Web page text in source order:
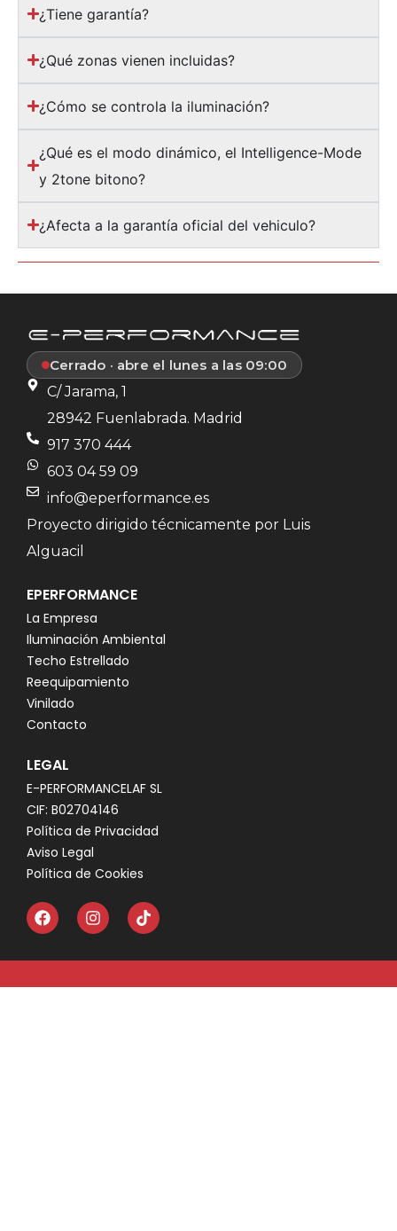
¿Tiene garantía?
¿Qué zonas vienen incluidas?
¿Cómo se controla la iluminación?
¿Qué es el modo dinámico, el Intelligence-Mode
y 2tone bitono?
¿Afecta a la garantía oficial del vehiculo?
Cerrado · abre el lunes a las 09:00
C/ Jarama, 1
28942 Fuenlabrada. Madrid
917 370 444
603 04 59 09
info@eperformance.es
Proyecto dirigido técnicamente por Luis
Alguacil
EPERFORMANCE
La Empresa
Iluminación Ambiental
Techo Estrellado
Reequipamiento
Vinilado
Contacto
LEGAL
E-PERFORMANCELAF SL
CIF: B02704146
Política de Privacidad
Aviso Legal
Política de Cookies